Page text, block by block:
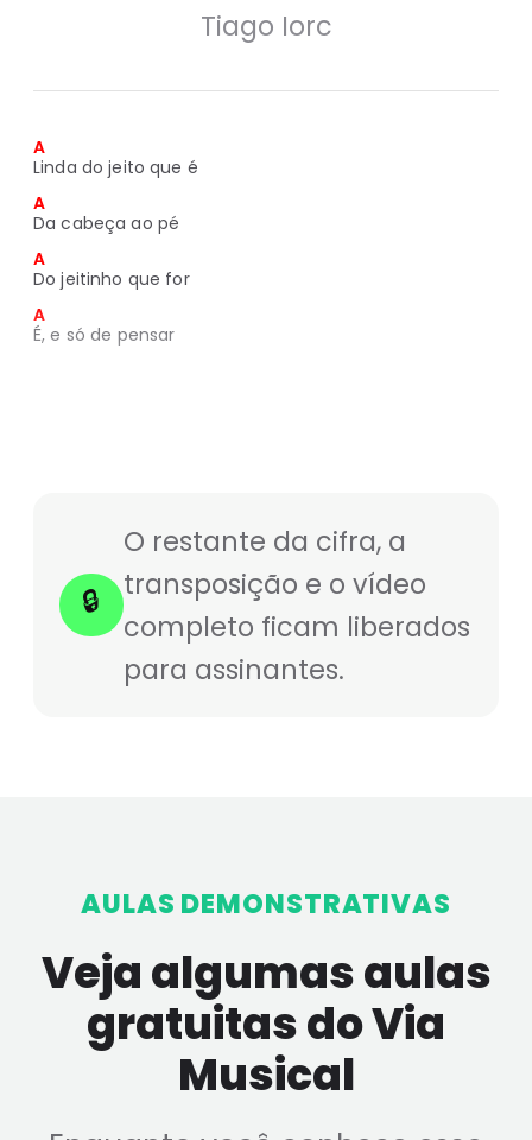
Tiago Iorc
A
Linda do jeito que é
A
Da cabeça ao pé
A
Do jeitinho que for
A
É, e só de pensar
🔒
O restante da cifra, a
transposição e o vídeo
completo ficam liberados
para assinantes.
AULAS DEMONSTRATIVAS
Veja algumas aulas
gratuitas do Via
Musical